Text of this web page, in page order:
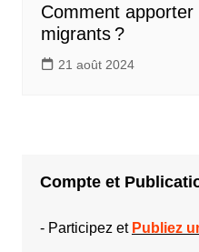
Comment
migrants ?
21 août 2024
Compte et
- Participez et Publiez